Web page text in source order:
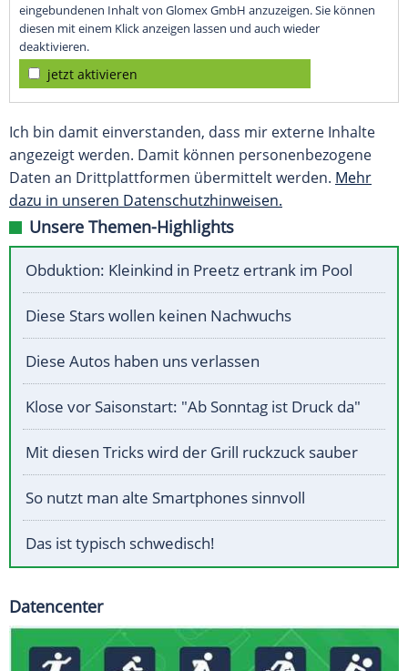
eingebundenen Inhalt von Glomex GmbH anzuzeigen. Sie können
diesen mit einem Klick anzeigen lassen und auch wieder
deaktivieren.
jetzt aktivieren
Ich bin damit einverstanden, dass mir externe Inhalte
angezeigt werden. Damit können personenbezogene
Daten an Drittplattformen übermittelt werden. Mehr
dazu in unseren Datenschutzhinweisen.
Unsere Themen-Highlights
Obduktion: Kleinkind in Preetz ertrank im Pool
Diese Stars wollen keinen Nachwuchs
Diese Autos haben uns verlassen
Klose vor Saisonstart: "Ab Sonntag ist Druck da"
Mit diesen Tricks wird der Grill ruckzuck sauber
So nutzt man alte Smartphones sinnvoll
Das ist typisch schwedisch!
Datencenter